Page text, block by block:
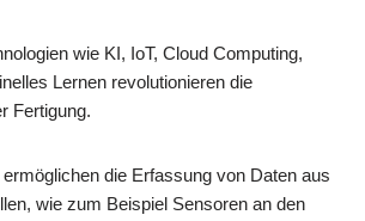
wie KI, IoT, Cloud Computing,
Lernen revolutionieren die
Fertigung.
die Erfassung von Daten aus
wie zum Beispiel Sensoren an den